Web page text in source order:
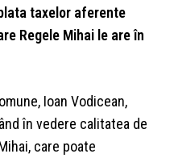
taxelor aferente
Regele Mihai le are în
Ioan Vodicean,
în vedere calitatea de
care poate